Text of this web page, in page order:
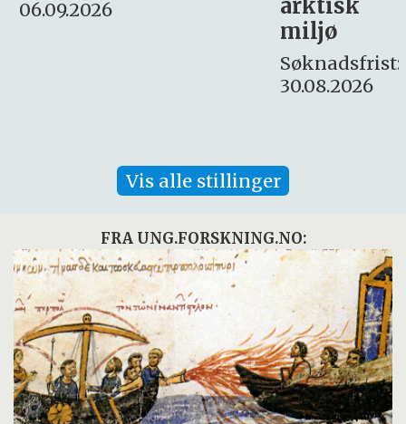
Søknadsfrist:
16. august.
Vis alle stillinger
FRA UNG.FORSKNING.NO: